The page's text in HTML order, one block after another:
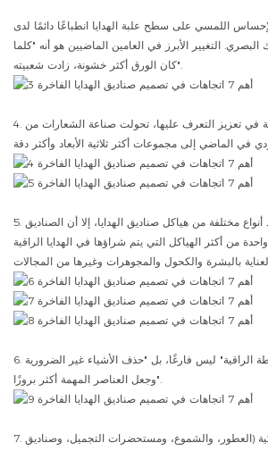
اللمسي على سطح علبة الهدايا انطباعًا دائمًا لدى
التغيير الأبرز في العامين الماضيين هو أنه "كلما
كان الورق أكثر خشونة، زادت شعبيته".
4. مع رغبة العلامات التجارية في تعزيز التعرف عليها، تحولت صناعة الشعارات من
5. على الرغم من وجود أنواع مختلفة من هياكل صناديق الهدايا، إلا أن الصناديق
من أكثر الهياكل التي يتم شراؤها في الهدايا الراقية
6. إن ما يسمى بـ "البساطة الراقية" ليس فارغًا، بل "حذف الأشياء غير الضرورية
وجعل العناصر المهمة أكثر بروزًا".
7. في فئة السلع الاستهلاكية (العطور، والشموع، ومستحضرات التجميل، وصناديق